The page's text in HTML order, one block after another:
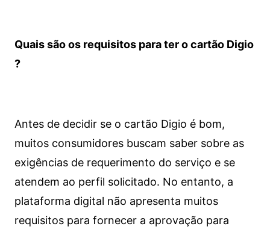
Quais são os requisitos para ter o cartão Digio
?
Antes de decidir se o cartão Digio é bom,
muitos consumidores buscam saber sobre as
exigências de requerimento do serviço e se
atendem ao perfil solicitado. No entanto, a
plataforma digital não apresenta muitos
requisitos para fornecer a aprovação para